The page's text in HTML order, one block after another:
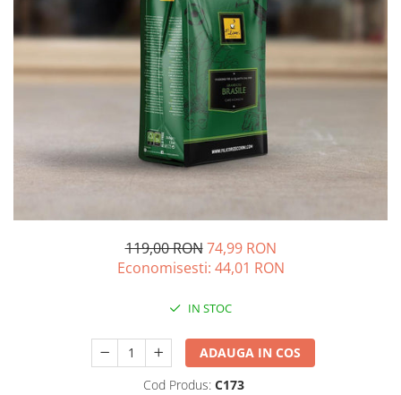
Cuptor Pizza
Esoressoare ExpertEquip
ExpertEquip
Gratare Gaz Profesionale
Masini De Spalat Pahare
Mese Inox
Vitrina Rece Panoramica Vita
119,00 RON 74,99 RON
Economisesti: 44,01 RON
IN STOC
ADAUGA IN COS
Cod Produs: C173